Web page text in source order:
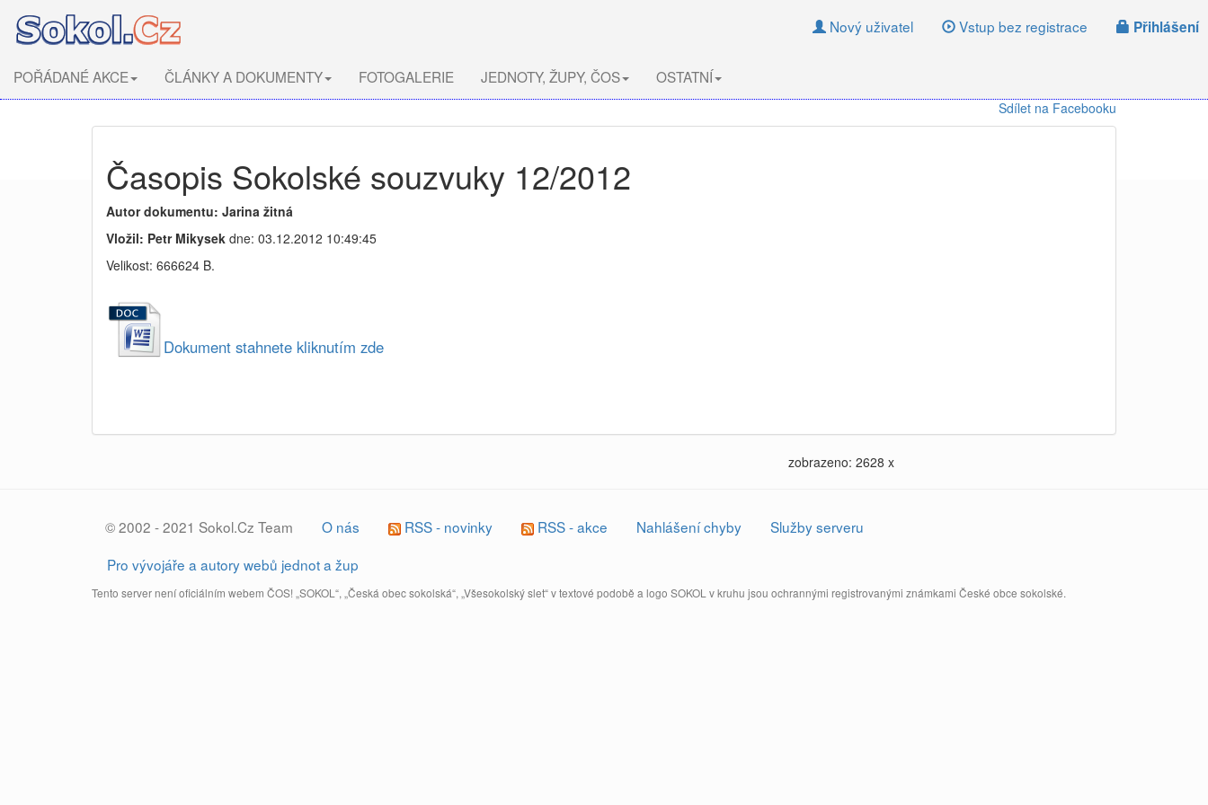
Nový uživatel Vstup bez registrace Přihlášení
POŘÁDANÉ AKCE ČLÁNKY A DOKUMENTY FOTOGALERIE JEDNOTY, ŽUPY, ČOS OSTATNÍ
Sdílet na Facebooku
Časopis Sokolské souzvuky 12/2012
Autor dokumentu: Jarina žitná
Vložil: Petr Mikysek dne: 03.12.2012 10:49:45
Velikost: 666624 B.
Dokument stahnete kliknutím zde
zobrazeno: 2628 x
© 2002 - 2021 Sokol.Cz Team O nás RSS - novinky RSS - akce Nahlášení chyby
Služby serveru
Pro vývojáře a autory webů jednot a žup
Tento server není oficiálním webem ČOS! „SOKOL“, „Česká obec sokolská“, „Všesokolský slet“ v textové podobě a logo SOKOL v kruhu jsou ochrannými registrovanými známkami České obce sokolské.